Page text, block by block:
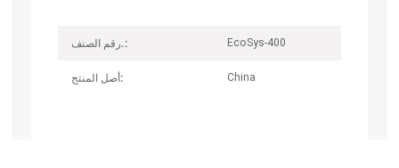
رقم الصنف.: EcoSys-400
أصل المنتج: China